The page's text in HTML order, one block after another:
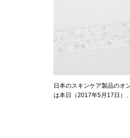
日本のスキンケア製品のオ
は本日（2017年5月17日）